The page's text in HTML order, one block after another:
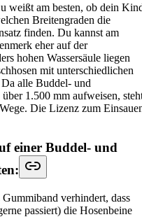
weißt am besten, ob dein
Breitengraden die
finden. Du kannst am
eher auf der
hohen Wassersäule liegen
mit unterschiedlichen
alle Buddel- und
1.500 mm aufweisen,
Die Lizenz zum
einer Buddel- und
verhindert, dass
passiert) die Hosenbeine